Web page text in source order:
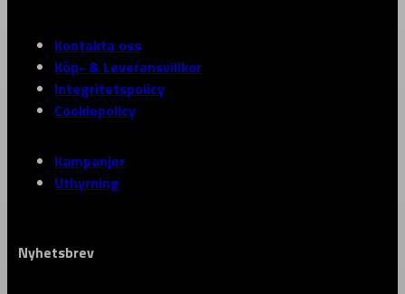
Kontakta oss
Köp- & Leveransvillkor
Integritetspolicy
Cookiepolicy
Kampanjer
Uthyrning
Nyhetsbrev